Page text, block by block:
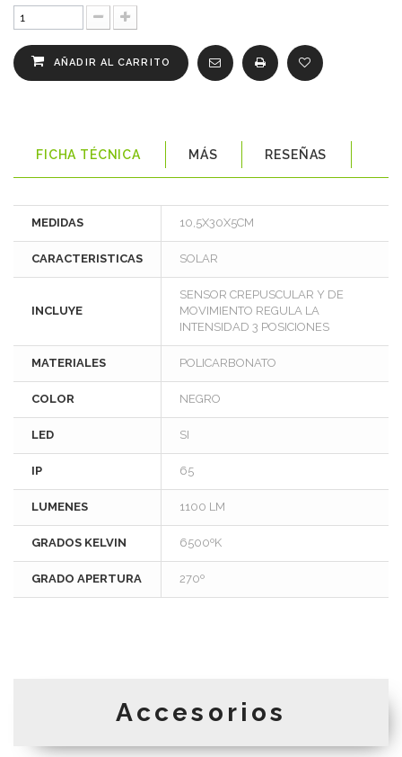
AÑADIR AL CARRITO
FICHA TÉCNICA MÁS RESEÑAS
MEDIDAS 10,5X30X5CM
CARACTERISTICAS SOLAR
INCLUYE
SENSOR CREPUSCULAR Y DE
MOVIMIENTO REGULA LA
INTENSIDAD 3 POSICIONES
MATERIALES POLICARBONATO
COLOR NEGRO
LED SI
IP 65
LUMENES 1100 LM
GRADOS KELVIN 6500ºK
GRADO APERTURA 270º
Accesorios